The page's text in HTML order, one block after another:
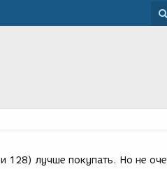
128) лучше покупать. Но не